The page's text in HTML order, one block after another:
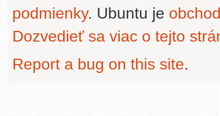
podmienky. Ubuntu je
Dozvedieť sa viac o tejto
Report a bug on this site.